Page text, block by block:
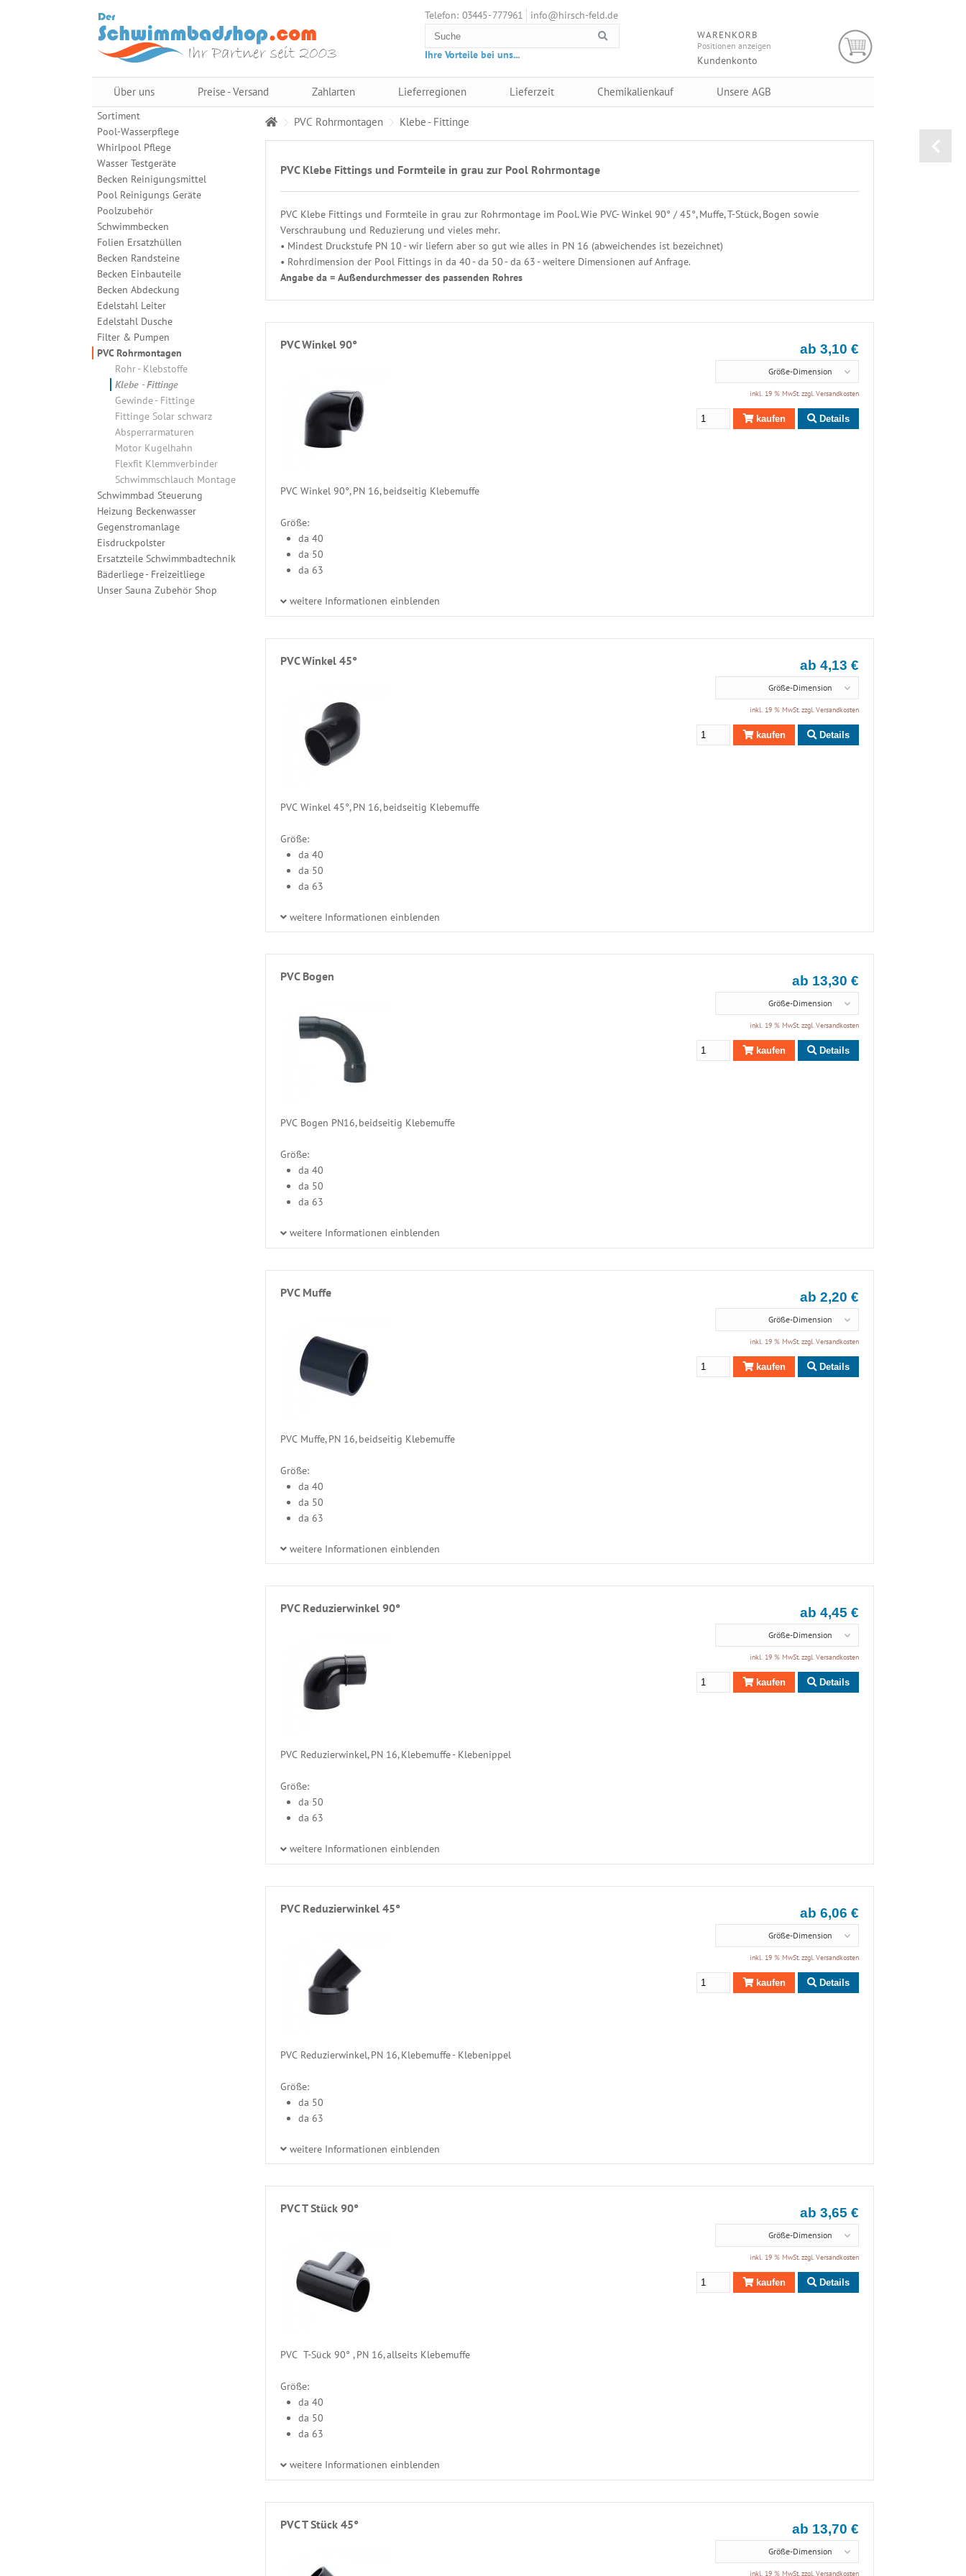
PVC Rohrmontagen Klebe - Fittinge
PVC Klebe Fittings und Formteile in grau zur Pool Rohrmontage
PVC Klebe Fittings und Formteile in grau zur Rohrmontage im Pool. Wie PVC- Winkel 90° / 45°, Muffe, T-Stück, Bogen sowie
Verschraubung und Reduzierung und vieles mehr.
• Mindest Druckstufe PN 10 - wir liefern aber so gut wie alles in PN 16 (abweichendes ist bezeichnet)
• Rohrdimension der Pool Fittings in da 40 - da 50 - da 63 - weitere Dimensionen auf Anfrage.
Angabe da = Außendurchmesser des passenden Rohres
PVC Winkel 90°
PVC Winkel 90°, PN 16, beidseitig Klebemuffe
Größe:
da 40
da 50
da 63
weitere Informationen einblenden
ab 3,10 €
Größe-Dimension
inkl. 19 % MwSt. zzgl.Versandkosten
kaufen Details
PVC Winkel 45°
PVC Winkel 45°, PN 16, beidseitig Klebemuffe
Größe:
da 40
da 50
da 63
weitere Informationen einblenden
ab 4,13 €
Größe-Dimension
inkl. 19 % MwSt. zzgl.Versandkosten
kaufen Details
PVC Bogen
PVC Bogen PN16, beidseitig Klebemuffe
Größe:
da 40
da 50
da 63
weitere Informationen einblenden
ab 13,30 €
Größe-Dimension
inkl. 19 % MwSt. zzgl.Versandkosten
kaufen Details
PVC Muffe
PVC Muffe, PN 16, beidseitig Klebemuffe
Größe:
da 40
da 50
da 63
weitere Informationen einblenden
ab 2,20 €
Größe-Dimension
inkl. 19 % MwSt. zzgl.Versandkosten
kaufen Details
PVC Reduzierwinkel 90°
PVC Reduzierwinkel, PN 16, Klebemuffe - Klebenippel
Größe:
da 50
da 63
weitere Informationen einblenden
ab 4,45 €
Größe-Dimension
inkl. 19 % MwSt. zzgl.Versandkosten
kaufen Details
PVC Reduzierwinkel 45°
PVC Reduzierwinkel, PN 16, Klebemuffe - Klebenippel
Größe:
da 50
da 63
weitere Informationen einblenden
ab 6,06 €
Größe-Dimension
inkl. 19 % MwSt. zzgl.Versandkosten
kaufen Details
PVC T Stück 90°
PVC T-Sück 90° , PN 16, allseits Klebemuffe
Größe:
da 40
da 50
da 63
weitere Informationen einblenden
ab 3,65 €
Größe-Dimension
inkl. 19 % MwSt. zzgl.Versandkosten
kaufen Details
PVC T Stück 45° ab 13,70 €
Größe-Dimension
inkl. 19 % MwSt. zzgl.Versandkosten
Sortiment
Pool-Wasserpflege
Whirlpool Pflege
Wasser Testgeräte
Becken Reinigungsmittel
Pool Reinigungs Geräte
Poolzubehör
Schwimmbecken
Folien Ersatzhüllen
Becken Randsteine
Becken Einbauteile
Becken Abdeckung
Edelstahl Leiter
Edelstahl Dusche
Filter & Pumpen
PVC Rohrmontagen
Rohr - Klebstoffe
Klebe - Fittinge
Gewinde - Fittinge
Fittinge Solar schwarz
Absperrarmaturen
Motor Kugelhahn
Flexfit Klemmverbinder
Schwimmschlauch Montage
Schwimmbad Steuerung
Heizung Beckenwasser
Gegenstromanlage
Eisdruckpolster
Ersatzteile Schwimmbadtechnik
Bäderliege - Freizeitliege
Unser Sauna Zubehör Shop
Telefon: 03445 - 777961 info@hirsch-feld.de
Ihre Vorteile bei uns...
WARENKORB
Positionen anzeigen
Kundenkonto
Über uns Preise - Versand Zahlarten Lieferregionen Lieferzeit Chemikalienkauf Unsere AGB